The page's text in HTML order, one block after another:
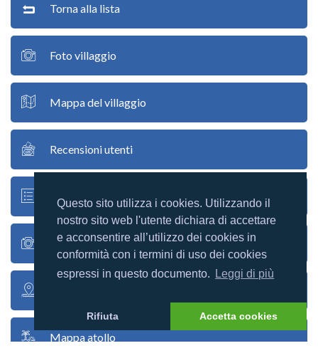
Questo sito utilizza i cookies. Utilizzando il
nostro sito web l'utente dichiara di accettare
e acconsentire all’utilizzo dei cookies in
conformità con i termini di uso dei cookies
espressi in questo documento.
Leggi di più
Rifiuta Accetta cookies
Torna alla lista
Foto villaggio
Mappa del villaggio
Recensioni utenti
Racconti utenti
Foto utenti
Mappa atollo